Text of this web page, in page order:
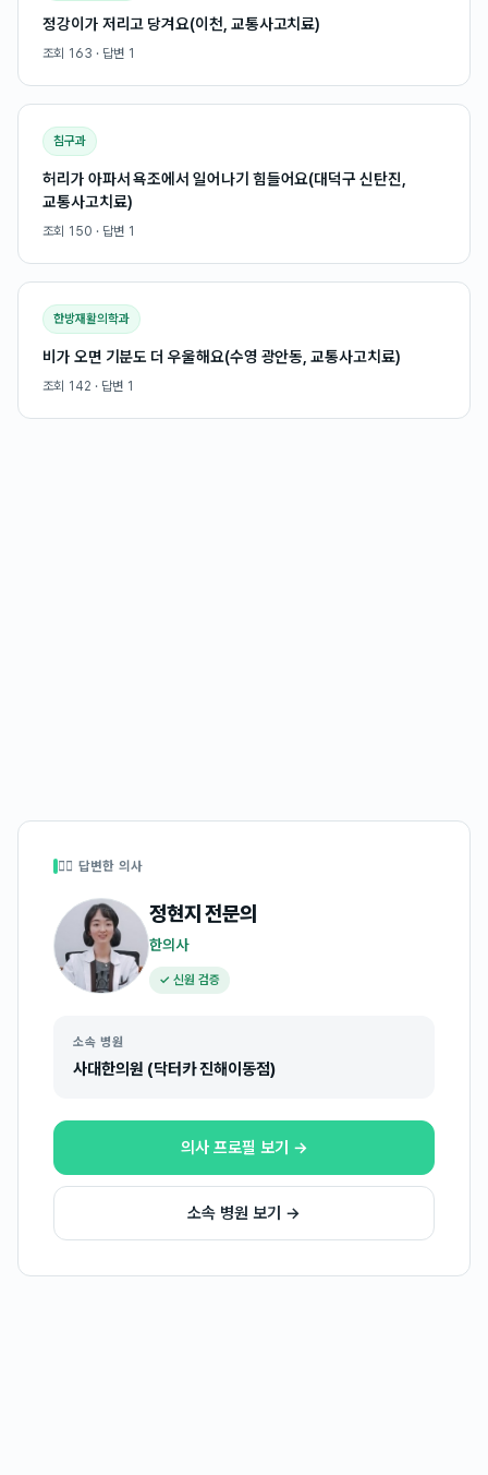
정강이가 저리고 당겨요(이천, 교통사고치료)
조회 163 · 답변 1
침구과
허리가 아파서 욕조에서 일어나기 힘들어요(대덕구 신탄진,
교통사고치료)
조회 150 · 답변 1
한방재활의학과
비가 오면 기분도 더 우울해요(수영 광안동, 교통사고치료)
조회 142 · 답변 1
👩‍⚕️ 답변한 의사
정현지전문의
한의사
✓ 신원 검증
소속 병원
사대한의원 (닥터카 진해이동점)
의사 프로필 보기 →
소속 병원 보기 →